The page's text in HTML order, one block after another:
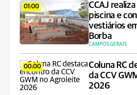
01:00
CCAJ
piscina e
vestiários
Borba
CAMPOS GERAIS
00:00
Coluna RC
da CCV
2026